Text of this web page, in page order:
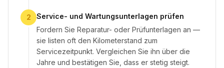
2
Service- und Wartungsunterlagen prüfen
Fordern Sie Reparatur- oder Prüfunterlagen an —
sie listen oft den Kilometerstand zum
Servicezeitpunkt. Vergleichen Sie ihn über die
Jahre und bestätigen Sie, dass er stetig steigt.